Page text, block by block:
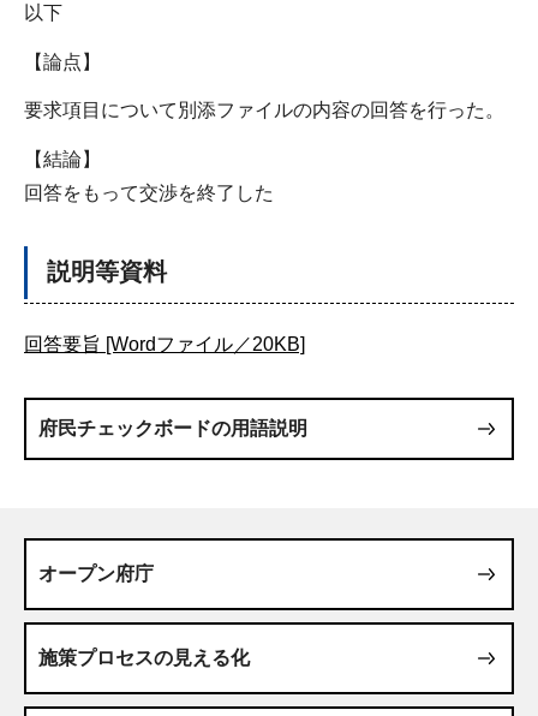
以下
【論点】
要求項目について別添ファイルの内容の回答を行った。
【結論】
回答をもって交渉を終了した
説明等資料
回答要旨 [Wordファイル／20KB]
府民チェックボードの用語説明
オープン府庁
施策プロセスの見える化